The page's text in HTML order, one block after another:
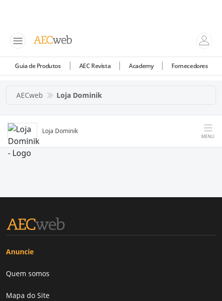
Guia de Produtos AEC Revista Academy Fornecedores
AECweb Loja Dominik
Loja Dominik
MENU
Anuncie
Quem somos
Mapa do Site